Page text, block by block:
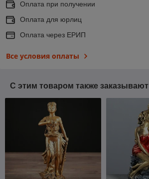
Оплата при получении
Оплата для юрлиц
Оплата через ЕРИП
Все условия оплаты
С этим товаром также заказывают